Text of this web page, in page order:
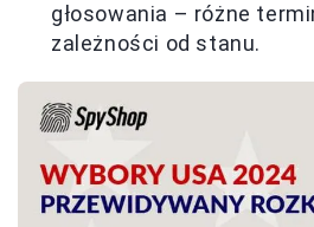
głosowania – różne
zależności od stanu.